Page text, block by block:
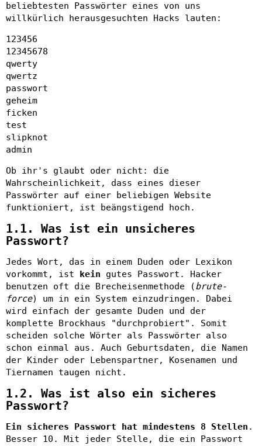
beliebtesten Passwörter eines von uns
willkürlich herausgesuchten Hacks lauten:
123456
12345678
qwerty
qwertz
passwort
geheim
ficken
test
slipknot
admin
Ob ihr's glaubt oder nicht: die
Wahrscheinlichkeit, dass eines dieser
Passwörter auf einer beliebigen Website
funktioniert, ist beängstigend hoch.
1.1. Was ist ein unsicheres
Passwort?
Jedes Wort, das in einem Duden oder Lexikon
vorkommt, ist kein gutes Passwort. Hacker
benutzen oft die Brecheisenmethode (brute-
force) um in ein System einzudringen. Dabei
wird einfach der gesamte Duden und der
komplette Brockhaus "durchprobiert". Somit
scheiden solche Wörter als Passwörter also
schon einmal aus. Auch Geburtsdaten, die Namen
der Kinder oder Lebenspartner, Kosenamen und
Tiernamen taugen nicht.
1.2. Was ist also ein sicheres
Passwort?
Ein sicheres Passwort hat mindestens 8 Stellen .
Besser 10. Mit jeder Stelle, die ein Passwort